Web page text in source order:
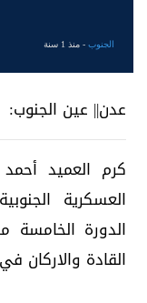
الجنوب- منذ 1 سنة
عدن|| عين الجنوب:
كرم العميد
العسكرية
الدورة
القادة والاركان